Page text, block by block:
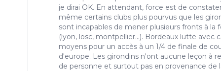
je dirai OK. En attendant, force est de
même certains clubs plus pourvus que les
sont incapables de mener plusieurs fronts à la
(lyon, losc, montpellier...). Bordeaux lutte avec
moyens pour un accès à un 1/4 de finale de
d'europe. Les girondins n'ont aucune leçon à
de personne et surtout pas en provenance de